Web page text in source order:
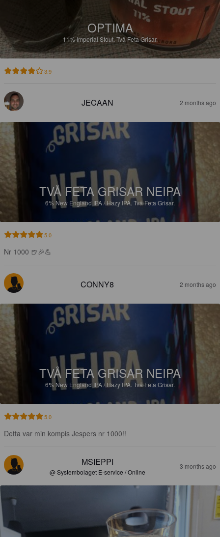
OPTIMA
11%Imperial Stout. Två Feta Grisar.
3.9
JECAAN 2 months ago
TVÅ FETA GRISAR NEIPA
6% New England IPA / Hazy IPA. Två Feta Grisar.
5.0
Nr 1000 🍺🎉💪
CONNY8 2 months ago
TVÅ FETA GRISAR NEIPA
6% New England IPA / Hazy IPA. Två Feta Grisar.
5.0
Detta var min kompis Jespers nr 1000!!
MSIEPPI
@ Systembolaget E-service / Online
3 months ago